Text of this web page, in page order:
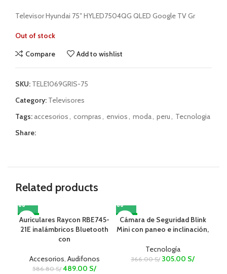
Televisor Hyundai 75″ HYLED7504QG QLED Google TV Gr
Out of stock
Compare
Add to wishlist
SKU: TELE1069GRIS-75
Category: Televisores
Tags: accesorios, compras, envios, moda, peru, Tecnologia
Share:
Related products
-17%
Auriculares Raycon RBE745-
21E inalámbricos Bluetooth
con
Accesorios, Audifonos
586.80S/ 489.00 S/
-17%
Cámara de Seguridad Blink
Mini con paneo e inclinación,
Tecnología
366.00S/ 305.00 S/